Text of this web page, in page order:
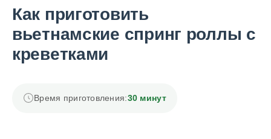
Как приготовить
вьетнамские спринг роллы с
креветками
Время приготовления:30 минут